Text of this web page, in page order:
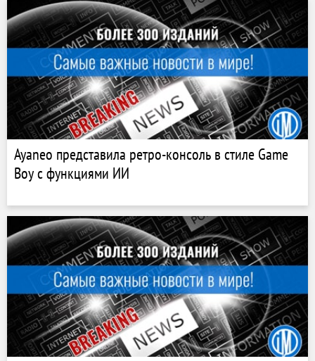
Ayaneo представила ретро-консоль в стиле Game
Boy с функциями ИИ